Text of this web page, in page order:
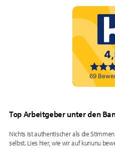
Top Arbeitgeber unter den
Nichts ist authentischer als die
selbst. Lies hier, wie wir auf kununu